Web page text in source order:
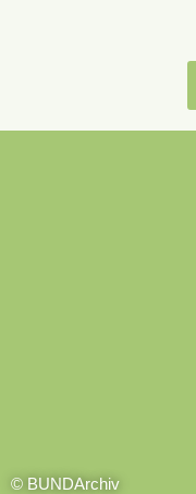
© BUNDArchiv